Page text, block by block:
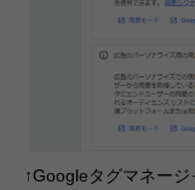
↑Googleタグマネー